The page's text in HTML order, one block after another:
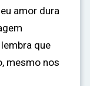
amor dura
que
mesmo nos